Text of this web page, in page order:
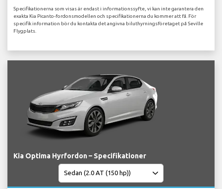
Specifikationerna som visas är endast i informationssyfte, vi kan inte garantera den
exakta Kia Picanto-fordonsmodellen och specifikationerna du kommer att få. För
specifik information bör du kontakta det angivna biluthyrningsföretaget på Seville
Flygplats.
Kia Optima Hyrfordon – Specifikationer